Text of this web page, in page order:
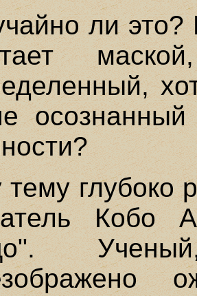
ли
тему глубоко
Кобо